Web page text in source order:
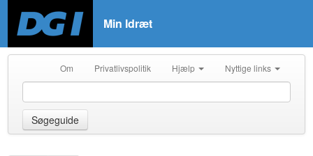
Min Idræt
Om Privatlivspolitik Hjælp Nyttige links
Søgeguide